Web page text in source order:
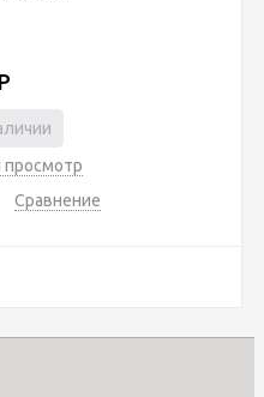
Р
Сравнение